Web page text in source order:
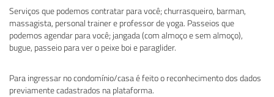
Serviços que podemos contratar para você; churrasqueiro, barman,
massagista, personal trainer e professor de yoga. Passeios que
podemos agendar para você; jangada (com almoço e sem almoço),
bugue, passeio para ver o peixe boi e paraglider.
Para ingressar no condomínio/casa é feito o reconhecimento dos dados
previamente cadastrados na plataforma.